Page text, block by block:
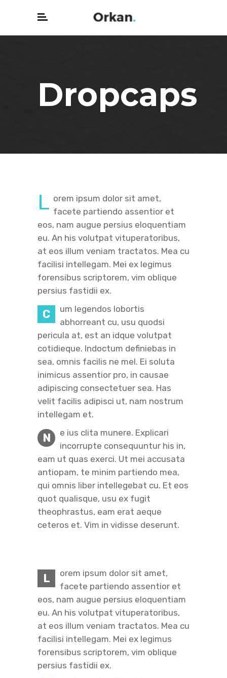
Dropcaps
L orem ipsum dolor sit amet,
facete partiendo assentior et
eos, nam augue persius eloquentiam
eu. An his volutpat vituperatoribus,
at eos illum veniam tractatos. Mea cu
facilisi intellegam. Mei ex legimus
forensibus scriptorem, vim oblique
persius fastidii ex.
C
um legendos lobortis
abhorreant cu, usu quodsi
pericula at, est an idque volutpat
cotidieque. Indoctum definiebas in
sea, omnis facilis ne mel. Ei soluta
inimicus assentior pro, in causae
adipiscing consectetuer sea. Has
velit facilis adipisci ut, nam nostrum
intellegam et.
N
e ius clita munere. Explicari
incorrupte consequuntur his in,
eam ut quas exerci. Ut mei accusata
antiopam, te minim partiendo mea,
qui omnis liber intellegebat cu. Et eos
quot qualisque, usu ex fugit
theophrastus, eam erat aeque
ceteros et. Vim in vidisse deserunt.
L
orem ipsum dolor sit amet,
facete partiendo assentior et
eos, nam augue persius eloquentiam
eu. An his volutpat vituperatoribus,
at eos illum veniam tractatos. Mea cu
facilisi intellegam. Mei ex legimus
forensibus scriptorem, vim oblique
persius fastidii ex.